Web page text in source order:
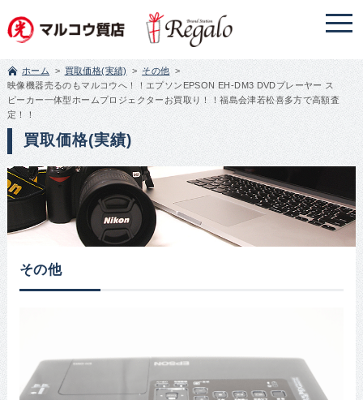
ホーム 買取価格(実績)
その他
映像機器売るのもマルコウへ！！エプソンEPSON EH-DM3 DVDプレーヤー ス
ピーカー一体型ホームプロジェクターお買取り！！福島会津若松喜多方で高額査
定！！
買取価格(実績)
その他